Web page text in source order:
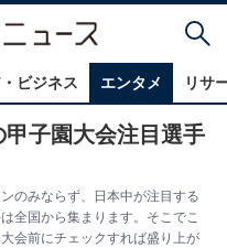
ビジネス エンタメ リサ
子園大会注目選手
のみならず、日本中が注目する
全国から集まります。そこでこ
会前にチェックすれば盛り上が